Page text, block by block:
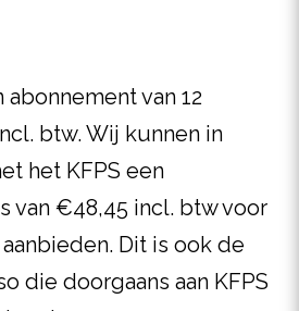
van 12
btw. Wij kunnen in
het KFPS een
van €48,45 incl. btw voor
Dit is ook de
die doorgaans aan KFPS